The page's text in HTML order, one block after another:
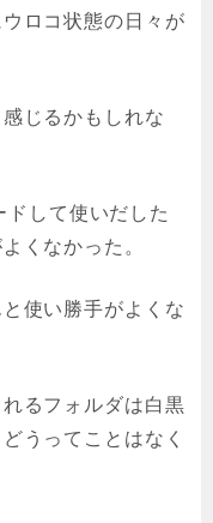
ロコ状態の日々が
じるかもしれな
して使いだした
くなかった。
使い勝手がよくな
るフォルダは白黒
うってことはなく